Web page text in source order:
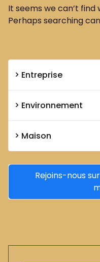
It seems we can’t find
Perhaps searching
Entreprise
Environnement
Maison
Rejoins-nous